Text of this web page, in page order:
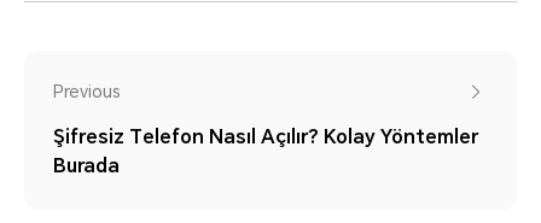
Previous
Şifresiz Telefon Nasıl Açılır? Kolay Yöntemler
Burada